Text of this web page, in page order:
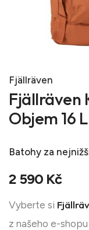
Fjällräven
Fjällräven
Objem 16 L
Batohy za
2 590 Kč
Vyberte si
z našeho e-